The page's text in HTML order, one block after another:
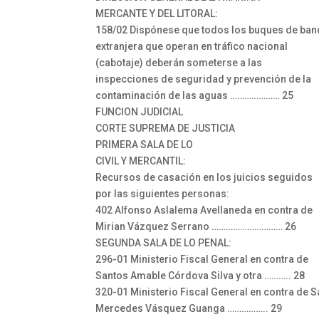
MERCANTE Y DEL LITORAL:
158/02 Dispónese que todos los buques de
extranjera que operan en tráfico nacional
(cabotaje) deberán someterse a las
inspecciones de seguridad y prevención de la
contaminación de las aguas ………………… 25
FUNCION JUDICIAL
CORTE SUPREMA DE JUSTICIA
PRIMERA SALA DE LO
CIVIL Y MERCANTIL:
Recursos de casación en los juicios seguidos
por las siguientes personas:
402 Alfonso Aslalema Avellaneda en contra de
Mirian Vázquez Serrano ………………………… 26
SEGUNDA SALA DE LO PENAL:
296-01 Ministerio Fiscal General en contra de
Santos Amable Córdova Silva y otra ……….. 28
320-01 Ministerio Fiscal General en contra de
Mercedes Vásquez Guanga …………….. 29